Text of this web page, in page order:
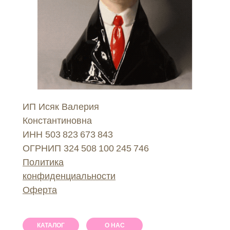
ИП Исяк Валерия
Константиновна
ИНН 503 823 673 843
ОГРНИП 324 508 100 245 746
Политика
конфиденциальности
Оферта
КАТАЛОГ О НАС